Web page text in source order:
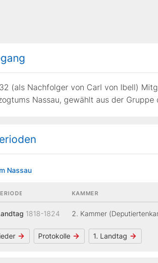
(als Nachfolger von Carl von Ibell)
Nassau, gewählt aus der
Nassau
1818-1824
KAMMER
2. Kammer
Protokolle 1. Landtag